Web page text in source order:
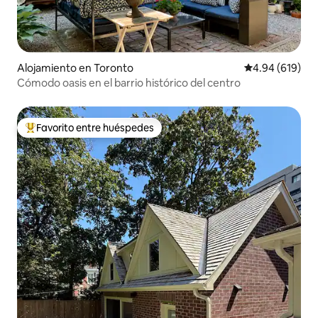
Alojamiento en Toronto Calificación
4.94 (619)
Cómodo oasis en el barrio histórico del centro
Favorito entre huéspedes preferido
Favorito entre huéspedes